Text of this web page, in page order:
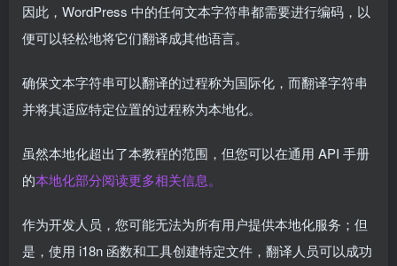
因此，WordPress 中的任何文本字符串都需要进行编码，以
便可以轻松地将它们翻译成其他语言。
确保文本字符串可以翻译的过程称为国际化，而翻译字符串
并将其适应特定位置的过程称为本地化。
虽然本地化超出了本教程的范围，但您可以在通用 API 手册
的本地化部分阅读更多相关信息。
作为开发人员，您可能无法为所有用户提供本地化服务；但
是，使用 i18n 函数和工具创建特定文件，翻译人员可以成功